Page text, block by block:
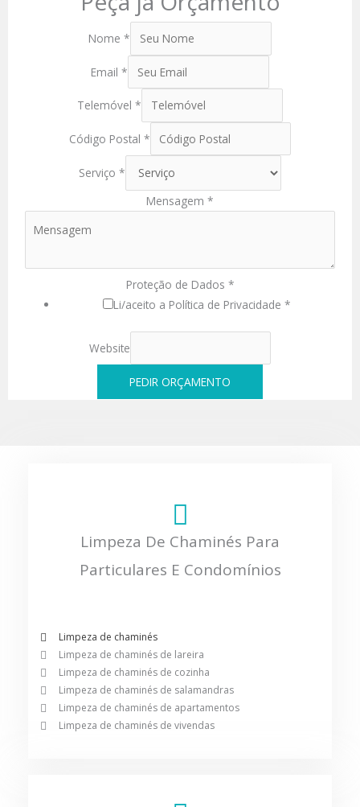
Nome*
Email*
Telemóvel*
Código Postal *
Serviço*
Mensagem *
Proteção de Dados *
Li/aceito a Política de Privacidade *
Website
PEDIR ORÇAMENTO
Limpeza De Chaminés Para
Particulares E Condomínios
Limpeza de chaminés
Limpeza de chaminés de lareira
Limpeza de chaminés de cozinha
Limpeza de chaminés de salamandras
Limpeza de chaminés de apartamentos
Limpeza de chaminés de vivendas